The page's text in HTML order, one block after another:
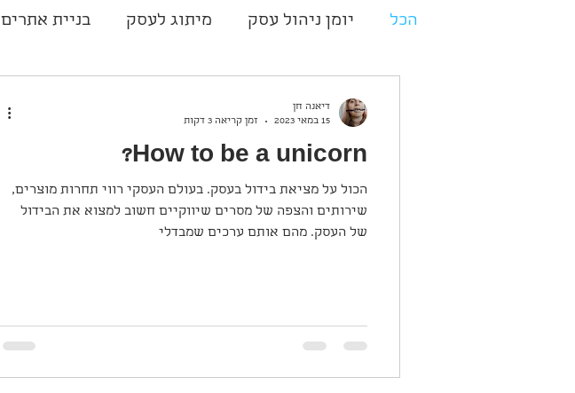
הכל יומן ניהול עסק מיתוג לעסק בניית אתרים
How to be a unicorn?
הכול על מציאת בידול בעסק. בעולם העסקי רווי תחרות מוצרים,
שירותים והצפה של מסרים שיווקיים חשוב למצוא את הבידול
של העסק. מהם אותם ערכים שמבדלי
דיאנה חן
15 במאי 2023
זמן קריאה 3 דקות